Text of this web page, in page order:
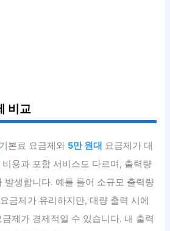
비교
기본료 요금제와 5만 원대 요금제가 대
용과 포함 서비스도 다르며, 출력량
발생합니다. 예를 들어 소규모 출력량
금제가 유리하지만, 대량 출력 시에
제가 경제적일 수 있습니다. 내 출력